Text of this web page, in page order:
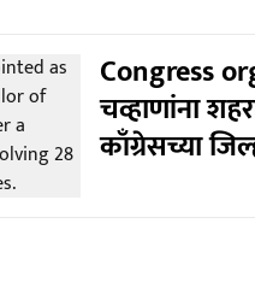
Congress
चव्हाणांना
काँग्रेसच्या